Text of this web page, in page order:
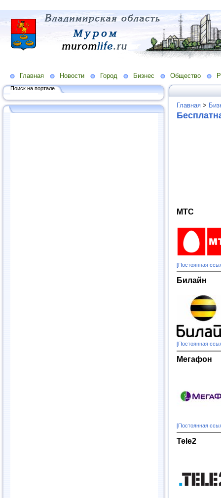
Главная Новости Город Бизнес Общество
Поиск на портале...
Главная >
МТС
[Постоянная
Билайн
[Постоянная
Мегафон
[Постоянная
Tele2